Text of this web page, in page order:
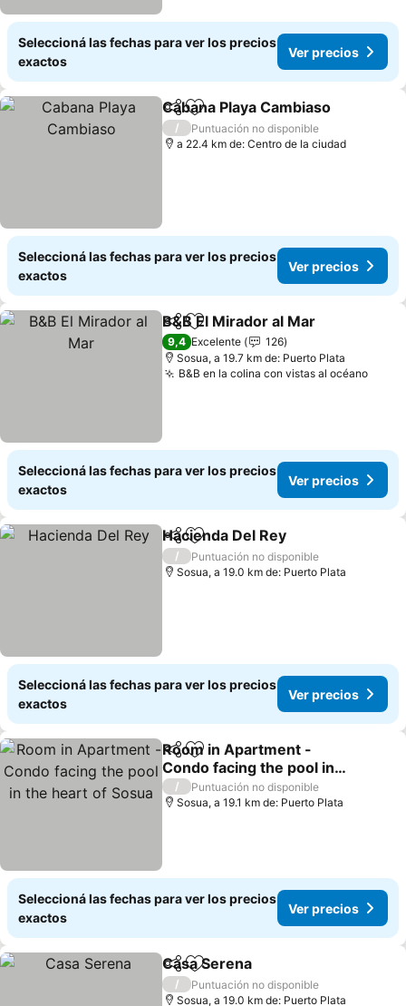
Seleccioná las fechas para ver los precios
exactos
Ver precios
CompartirAñadir a favoritos
Cabana Playa Cambiaso
/
Puntuación no disponible
a 22.4 km de: Centro de la ciudad
Seleccioná las fechas para ver los precios
exactos
Ver precios
CompartirAñadir a favoritos
B&B El Mirador al Mar
9,4 Excelente
126
Sosua, a 19.7 km de: Puerto Plata
B&B en la colina con vistas al océano
Seleccioná las fechas para ver los precios
exactos
Ver precios
CompartirAñadir a favoritos
Hacienda Del Rey
/
Puntuación no disponible
Sosua, a 19.0 km de: Puerto Plata
Seleccioná las fechas para ver los precios
exactos
Ver precios
CompartirAñadir a favoritos
Room in Apartment -
Condo facing the pool in
the heart of Sosua
/
Puntuación no disponible
Sosua, a 19.1 km de: Puerto Plata
Seleccioná las fechas para ver los precios
exactos
Ver precios
CompartirAñadir a favoritos
Casa Serena
/
Puntuación no disponible
Sosua, a 19.0 km de: Puerto Plata